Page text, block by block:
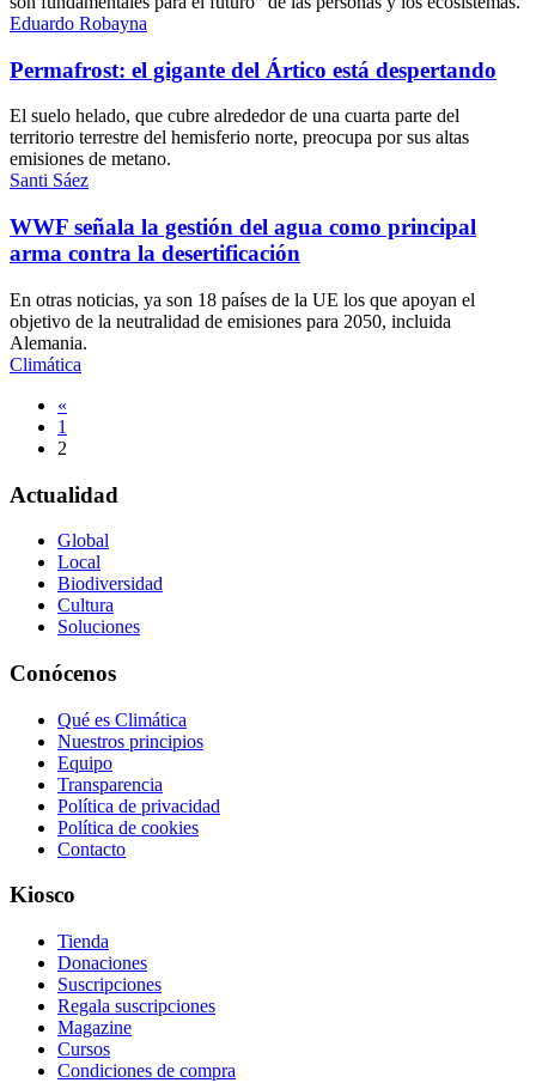
Eduardo Robayna
Permafrost: el gigante del Ártico está despertando
El suelo helado, que cubre alrededor de una cuarta parte del
territorio terrestre del hemisferio norte, preocupa por sus altas
emisiones de metano.
Santi Sáez
WWF señala la gestión del agua como principal
arma contra la desertificación
En otras noticias, ya son 18 países de la UE los que apoyan el
objetivo de la neutralidad de emisiones para 2050, incluida
Alemania.
Climática
Navegación
«
1
2
Actualidad
Global
Local
Biodiversidad
Cultura
Soluciones
Conócenos
Qué es Climática
Nuestros principios
Equipo
Transparencia
Política de privacidad
Política de cookies
Contacto
Kiosco
Tienda
Donaciones
Suscripciones
Regala suscripciones
Magazine
Cursos
Condiciones de compra